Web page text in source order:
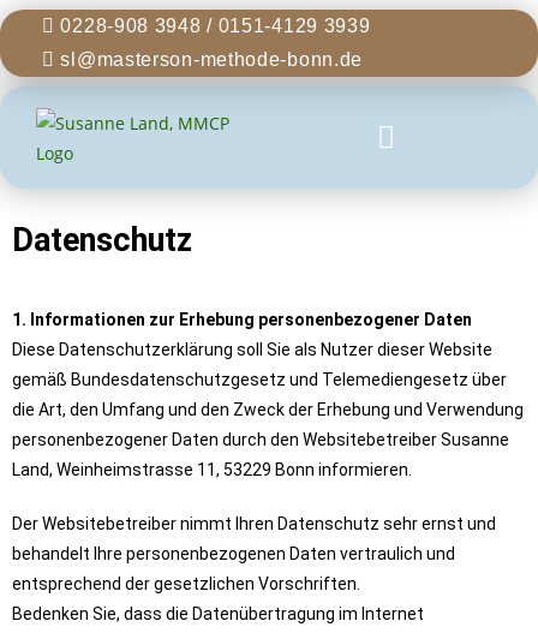
0228-908 3948 / 0151-4129 3939
sl@masterson-methode-bonn.de
Datenschutz
1. Informationen zur Erhebung personenbezogener Daten
Diese Datenschutzerklärung soll Sie als Nutzer dieser Website
gemäß Bundesdatenschutzgesetz und Telemediengesetz über
die Art, den Umfang und den Zweck der Erhebung und Verwendung
personenbezogener Daten durch den Websitebetreiber Susanne
Land, Weinheimstrasse 11, 53229 Bonn informieren.
Der Websitebetreiber nimmt Ihren Datenschutz sehr ernst und
behandelt Ihre personenbezogenen Daten vertraulich und
entsprechend der gesetzlichen Vorschriften.
Bedenken Sie, dass die Datenübertragung im Internet